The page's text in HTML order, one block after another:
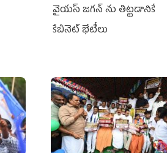
వైయ‌స్ జగన్‌ ను తిట్టడానికే
కేబినెట్‌ భేటీలు